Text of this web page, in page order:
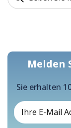
Melden
Sie erhalten